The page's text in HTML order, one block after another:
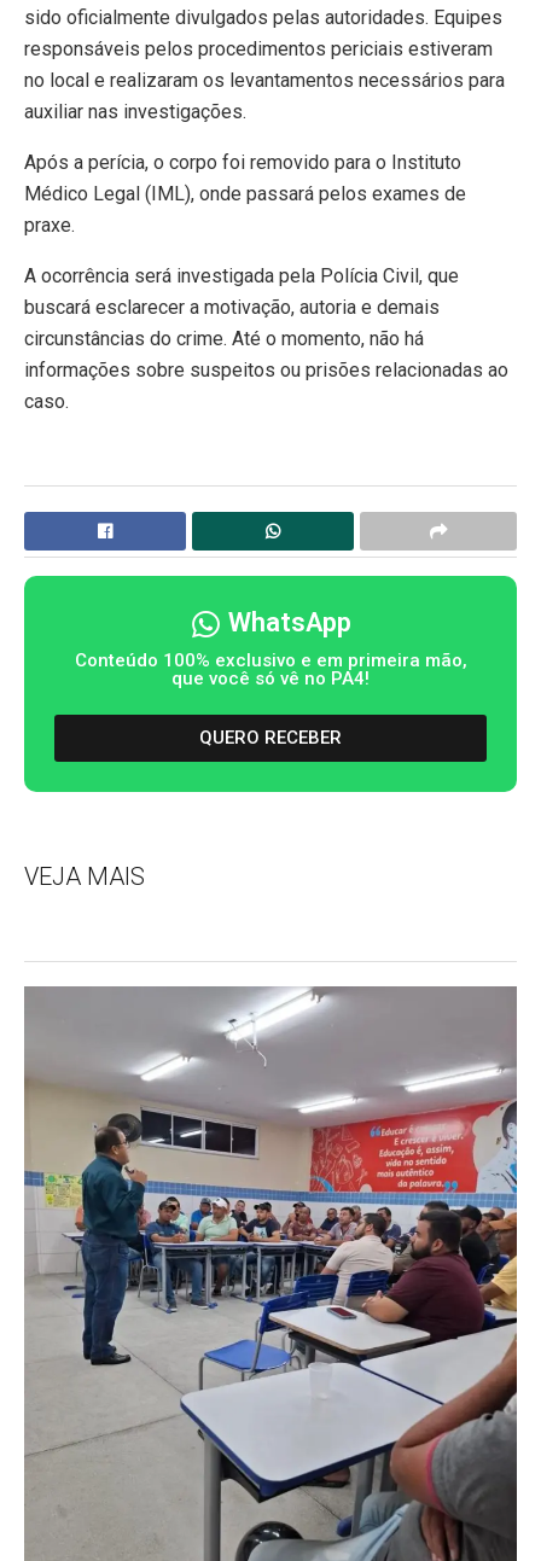
sido oficialmente divulgados pelas autoridades. Equipes
responsáveis pelos procedimentos periciais estiveram
no local e realizaram os levantamentos necessários para
auxiliar nas investigações.
Após a perícia, o corpo foi removido para o Instituto
Médico Legal (IML), onde passará pelos exames de
praxe.
A ocorrência será investigada pela Polícia Civil, que
buscará esclarecer a motivação, autoria e demais
circunstâncias do crime. Até o momento, não há
informações sobre suspeitos ou prisões relacionadas ao
caso.
WhatsApp
Conteúdo 100% exclusivo e em primeira mão,
que você só vê no PA4!
QUERO RECEBER
VEJA MAIS